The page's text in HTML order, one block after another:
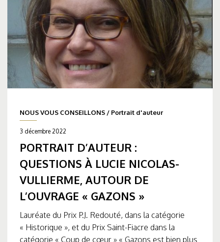
NOUS VOUS CONSEILLONS / Portrait d'auteur
3 décembre 2022
PORTRAIT D’AUTEUR :
QUESTIONS À LUCIE NICOLAS-
VULLIERME, AUTOUR DE
L’OUVRAGE « GAZONS »
Lauréate du Prix P.J. Redouté, dans la catégorie
« Historique », et du Prix Saint-Fiacre dans la
catégorie « Coup de cœur » « Gazons est bien plus